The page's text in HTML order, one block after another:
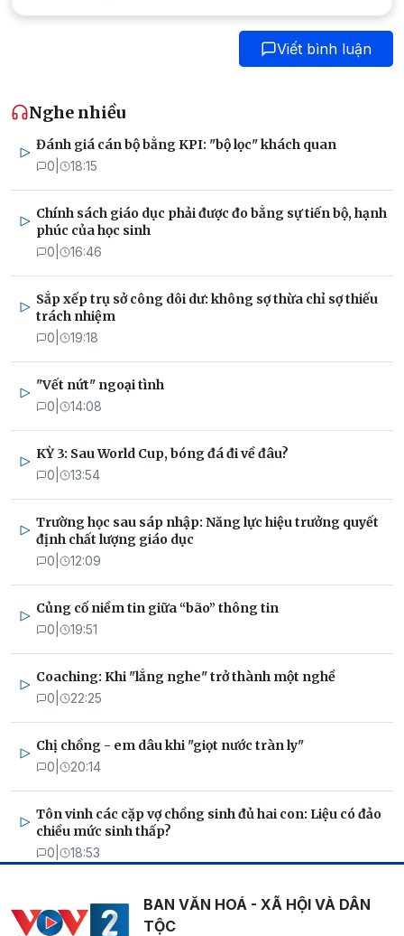
Viết bình luận
Nghe nhiều
Đánh giá cán bộ bằng KPI: "bộ lọc" khách quan
0 18:15
Chính sách giáo dục phải được đo bằng sự tiến bộ, hạnh
phúc của học sinh
0 16:46
Sắp xếp trụ sở công dôi dư: không sợ thừa chỉ sợ thiếu
trách nhiệm
0 19:18
"Vết nứt" ngoại tình
0 14:08
KỲ 3: Sau World Cup, bóng đá đi về đâu?
0 13:54
Trường học sau sáp nhập: Năng lực hiệu trưởng quyết
định chất lượng giáo dục
0 12:09
Củng cố niềm tin giữa “bão” thông tin
0 19:51
Coaching: Khi "lắng nghe" trở thành một nghề
0 22:25
Chị chồng - em dâu khi "giọt nước tràn ly"
0 20:14
Tôn vinh các cặp vợ chồng sinh đủ hai con: Liệu có đảo
chiều mức sinh thấp?
0 18:53
BAN VĂN HOÁ - XÃ HỘI VÀ DÂN
TỘC